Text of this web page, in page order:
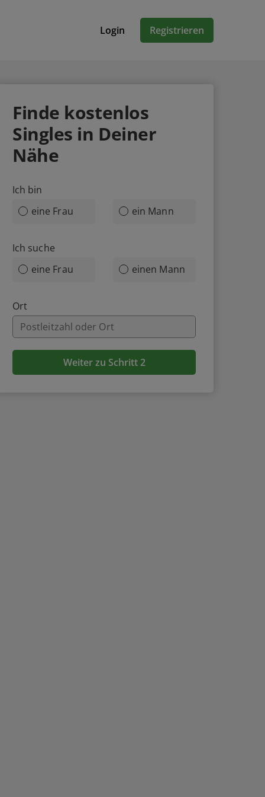
Login Registrieren
Finde kostenlos
Singles in Deiner
Nähe
Ich bin
eine Frau
ein Mann
Ich suche
eine Frau
einen Mann
Ort
Weiter zu Schritt 2